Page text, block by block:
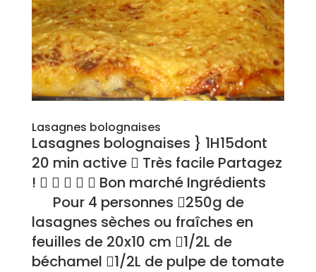
Lasagnes bolognaises
Lasagnes bolognaises } 1H15dont
20 min active  Très facile Partagez
!      Bon marché Ingrédients
Pour 4 personnes 250g de
lasagnes sèches ou fraîches en
feuilles de 20x10 cm 1/2L de
béchamel 1/2L de pulpe de tomate